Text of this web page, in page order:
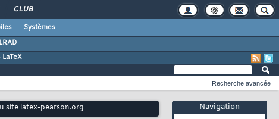
CLUB
Systèmes
LaTeX
Navigation
Recherche avancée
site latex-pearson.org